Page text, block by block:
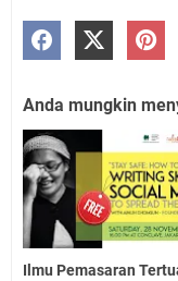
Anda mungkin
Ilmu Pemasaran